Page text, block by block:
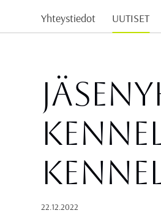
Yhteystiedot UUTISET
22.12.2022